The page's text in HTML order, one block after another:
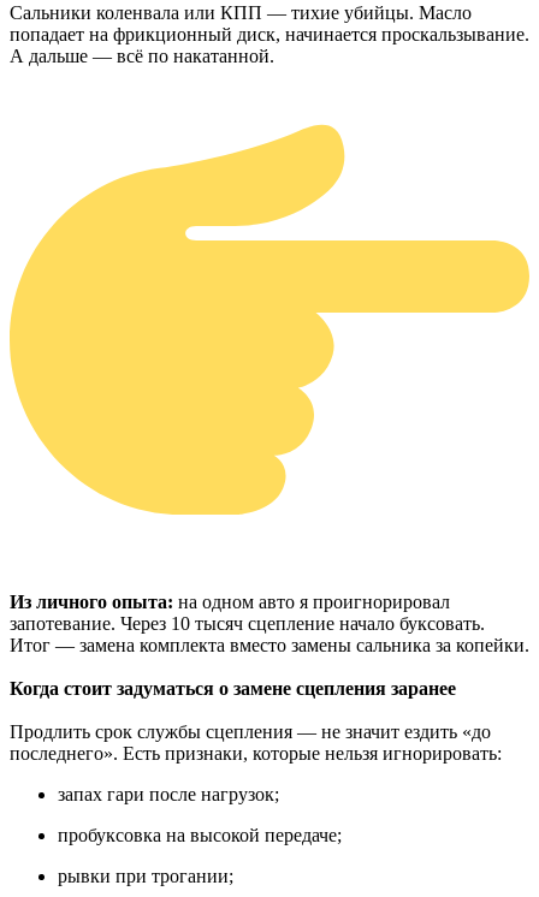
Сальники коленвала или КПП — тихие убийцы. Масло
попадает на фрикционный диск, начинается проскальзывание.
А дальше — всё по накатанной.
Из личного опыта: на одном авто я проигнорировал
запотевание. Через 10 тысяч сцепление начало буксовать.
Итог — замена комплекта вместо замены сальника за копейки.
Когда стоит задуматься о замене сцепления заранее
Продлить срок службы сцепления — не значит ездить «до
последнего». Есть признаки, которые нельзя игнорировать:
запах гари после нагрузок;
пробуксовка на высокой передаче;
рывки при трогании;